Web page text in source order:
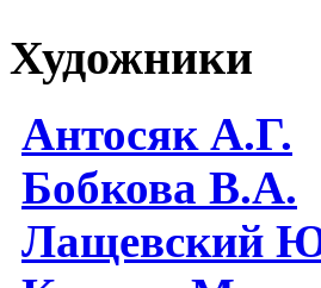
Художники
Антосяк А.Г.
Бобкова В.А.
Лащевский